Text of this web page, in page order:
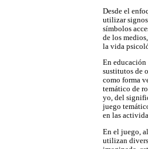
Desde el
utilizar
símbolos
de los
la vida
En
sustitutos de
como forma
temático de
yo, del
juego
en las
En el juego,
utilizan